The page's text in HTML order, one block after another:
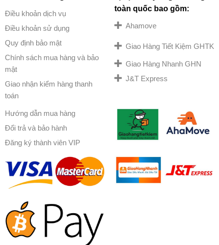
Điều khoản dịch vụ
Điều khoản sử dụng
Quy định bảo mật
Chính sách mua hàng và bảo
mật
Giao nhận kiểm hàng thanh
toán
Hướng dẫn mua hàng
Đổi trả và bảo hành
Đăng ký thành viên VIP
toàn quốc bao gồm:
Ahamove
Giao Hàng Tiết Kiệm GHTK
Giao Hàng Nhanh GHN
J&T Express